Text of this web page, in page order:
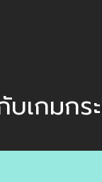
กมกร